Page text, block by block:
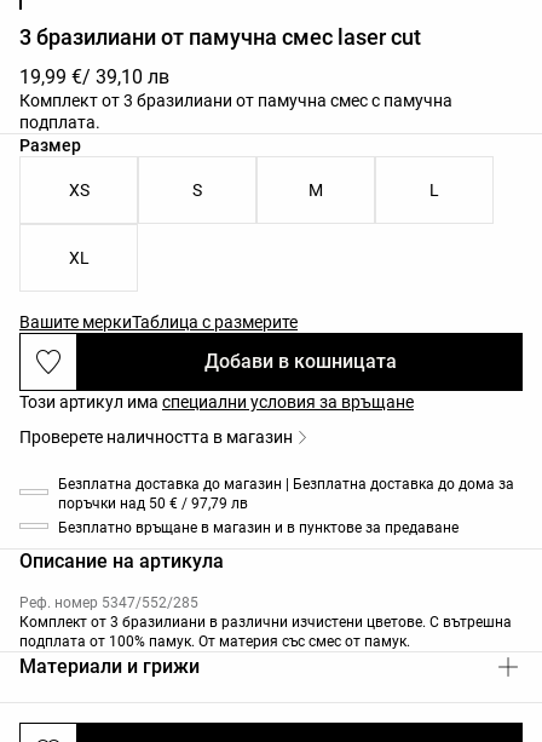
3 бразилиани от памучна смес laser cut
19,99 €/ 39,10 лв
Комплект от 3 бразилиани от памучна смес с памучна
подплата.
Размер
Списък с размери на продукта
XS S M L
XL
Вашите меркиТаблица с размерите
Добави в кошницата
Този артикул има специални условия за връщане
Проверете наличността в магазин
Безплатна доставка до магазин | Безплатна доставка до дома за
поръчки над 50 € / 97,79 лв
Безплатно връщане в магазин и в пунктове за предаване
Описание на артикула
Реф. номер 5347/552/285
Комплект от 3 бразилиани в различни изчистени цветове. С вътрешна
подплата от 100% памук. От материя със смес от памук.
Материали и грижи